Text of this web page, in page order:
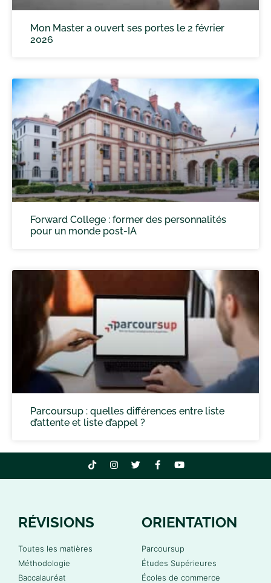
Mon Master a ouvert ses portes le 2 février
2026
Forward College : former des personnalités
pour un monde post-IA
Parcoursup : quelles différences entre liste
d’attente et liste d’appel ?
RÉVISIONS
Toutes les matières
Méthodologie
Baccalauréat
ORIENTATION
Parcoursup
Études Supérieures
Écoles de commerce